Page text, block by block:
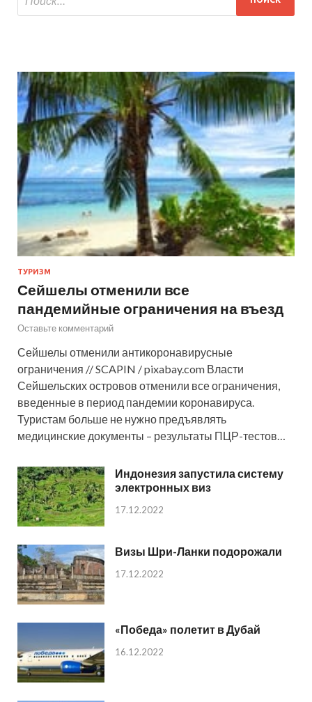
ТУРИЗМ
Сейшелы отменили все
пандемийные ограничения на въезд
Оставьте комментарий
Сейшелы отменили антикоронавирусные
ограничения // SCAPIN / pixabay.com Власти
Сейшельских островов отменили все ограничения,
введенные в период пандемии коронавируса.
Туристам больше не нужно предъявлять
медицинские документы – результаты ПЦР-тестов…
Индонезия запустила систему
электронных виз
17.12.2022
Визы Шри-Ланки подорожали
17.12.2022
«Победа» полетит в Дубай
16.12.2022